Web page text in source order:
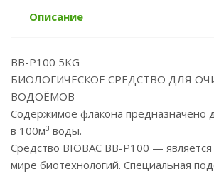
Описание
ВВ-Р100 5KG
БИОЛОГИЧЕСКОЕ СРЕДСТВО ДЛЯ
ВОДОЁМОВ
Содержимое флакона предназначено
в 100м³ воды.
Средство BIOBAC BB-P100 —
мире биотехнологий. Специальная